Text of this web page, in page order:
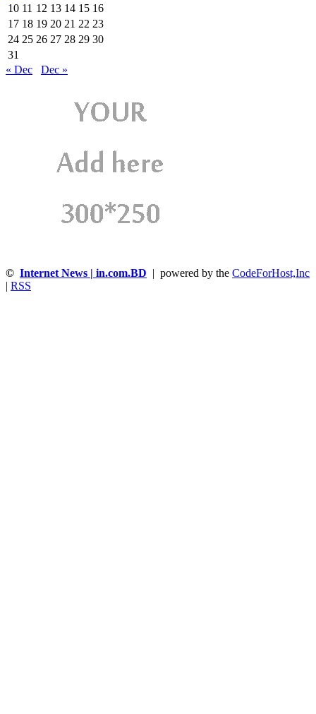
10 11 12 13 14 15 16
17 18 19 20 21 22 23
24 25 26 27 28 29 30
31
« Dec
Dec »
© Internet News | in.com.BD | powered by the CodeForHost,Inc
RSS